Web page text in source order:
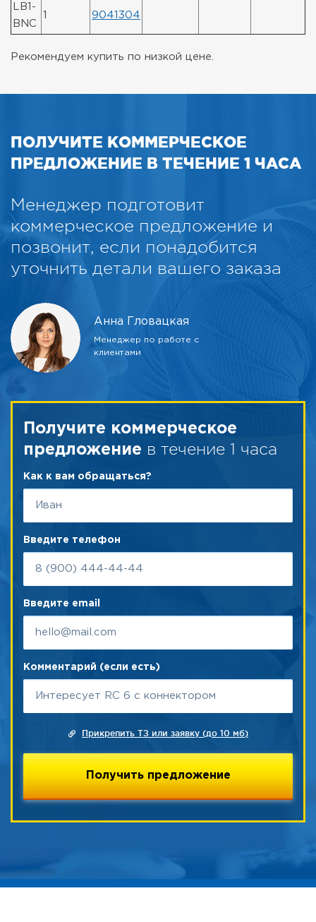
LB1-
BNC
1 9041304
Рекомендуем купить по низкой цене.
ПОЛУЧИТЕ КОММЕРЧЕСКОЕ
ПРЕДЛОЖЕНИЕ В ТЕЧЕНИЕ 1 ЧАСА
Менеджер подготовит
коммерческое предложение и
позвонит, если понадобится
уточнить детали вашего заказа
Анна Гловацкая
Менеджер по работе с
клиентами
Получите коммерческое
предложение в течение 1 часа
Как к вам обращаться?
Введите телефон
Введите email
Комментарий (если есть)
Прикрепить ТЗ или заявку (до 10 мб)